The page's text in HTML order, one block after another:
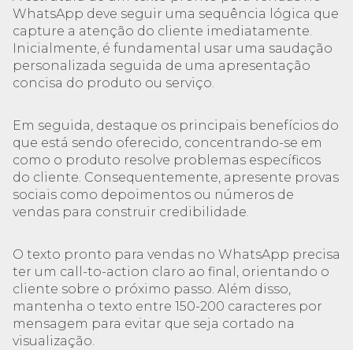
WhatsApp deve seguir uma sequência lógica que
capture a atenção do cliente imediatamente.
Inicialmente, é fundamental usar uma saudação
personalizada seguida de uma apresentação
concisa do produto ou serviço.
Em seguida, destaque os principais benefícios do
que está sendo oferecido, concentrando-se em
como o produto resolve problemas específicos
do cliente. Consequentemente, apresente provas
sociais como depoimentos ou números de
vendas para construir credibilidade.
O texto pronto para vendas no WhatsApp precisa
ter um call-to-action claro ao final, orientando o
cliente sobre o próximo passo. Além disso,
mantenha o texto entre 150-200 caracteres por
mensagem para evitar que seja cortado na
visualização.